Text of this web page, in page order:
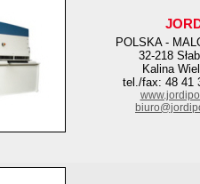
POLSKA -
32-218
Kalina
tel./fax: 48 41